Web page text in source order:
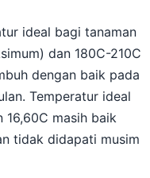
ideal bagi tanaman
dan 180C-210C
dengan baik pada
Temperatur ideal
16,60C masih baik
tidak didapati musim